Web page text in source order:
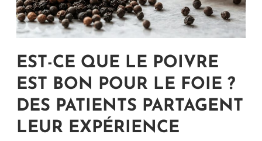
EST-CE QUE LE POIVRE
EST BON POUR LE FOIE ?
DES PATIENTS PARTAGENT
LEUR EXPÉRIENCE